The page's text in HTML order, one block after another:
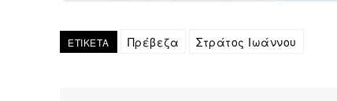
ΕΤΙΚΕΤΑ Πρέβεζα Στράτος Ιωάννου